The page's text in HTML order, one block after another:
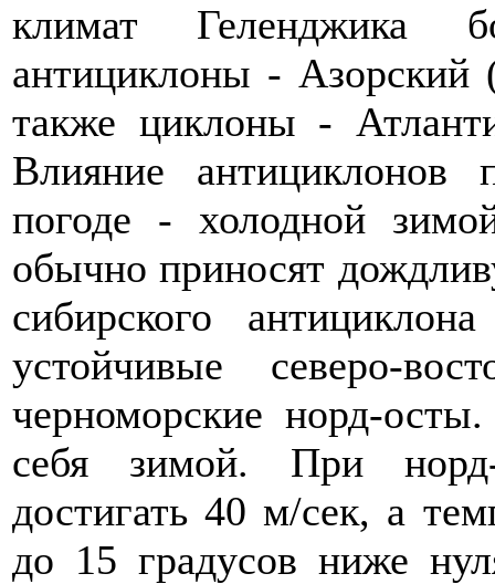
климат Геленджика
антициклоны -
также циклоны -
Влияние антициклонов
погоде - холодной
обычно приносят
сибирского
устойчивые северо-
черноморские норд-
себя зимой. При
достигать 40 м/сек, а
до 15 градусов ниже